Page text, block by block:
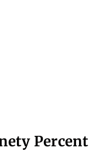
Percent